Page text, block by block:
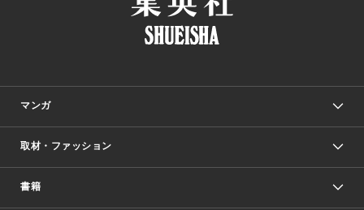
マンガ
少年マンガ
取材・ファッション
書籍